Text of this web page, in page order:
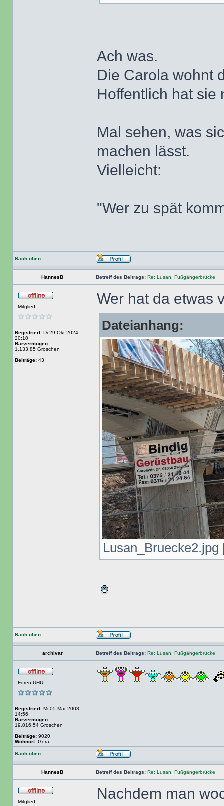
Ach was.
Die Carola wohnt
Hoffentlich hat sie
Mal sehen, was
machen lässt.
Vielleicht:
"Wer zu spät
Nach oben
HannesB Betreff des Beitrags: Re: Lusan, Fußgängerbrücke
Mitglied
Registriert: Di 29.Okt 2024
20:10
Barvermögen:
1.133,85 Groschen
Beiträge: 43
Wer hat da etwas
Dateianhang:
Nach oben
archivar Betreff des Beitrags: Re: Lusan, Fußgängerbrücke
Foren-UHU
Registriert: Mi 05.Mär 2003
14:56
Barvermögen:
19.016,54 Groschen
Beiträge: 9020
Wohnort: Gera
Nach oben
HannesB Betreff des Beitrags: Re: Lusan, Fußgängerbrücke
Mitglied
Nachdem man